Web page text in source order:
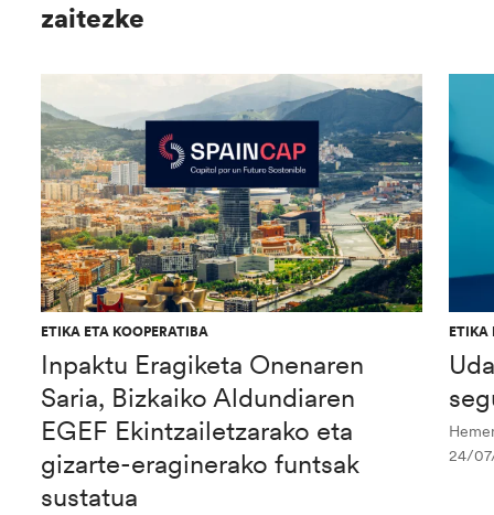
zaitezke
ETIKA ETA KOOPERATIBA
Inpaktu Eragiketa Onenaren
Saria, Bizkaiko Aldundiaren
EGEF Ekintzailetzarako eta
gizarte-eraginerako funtsak
sustatua
ETIKA
24/